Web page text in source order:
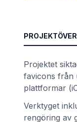
Projektet
favicons från
plattformar
Verktyget
rengöring av